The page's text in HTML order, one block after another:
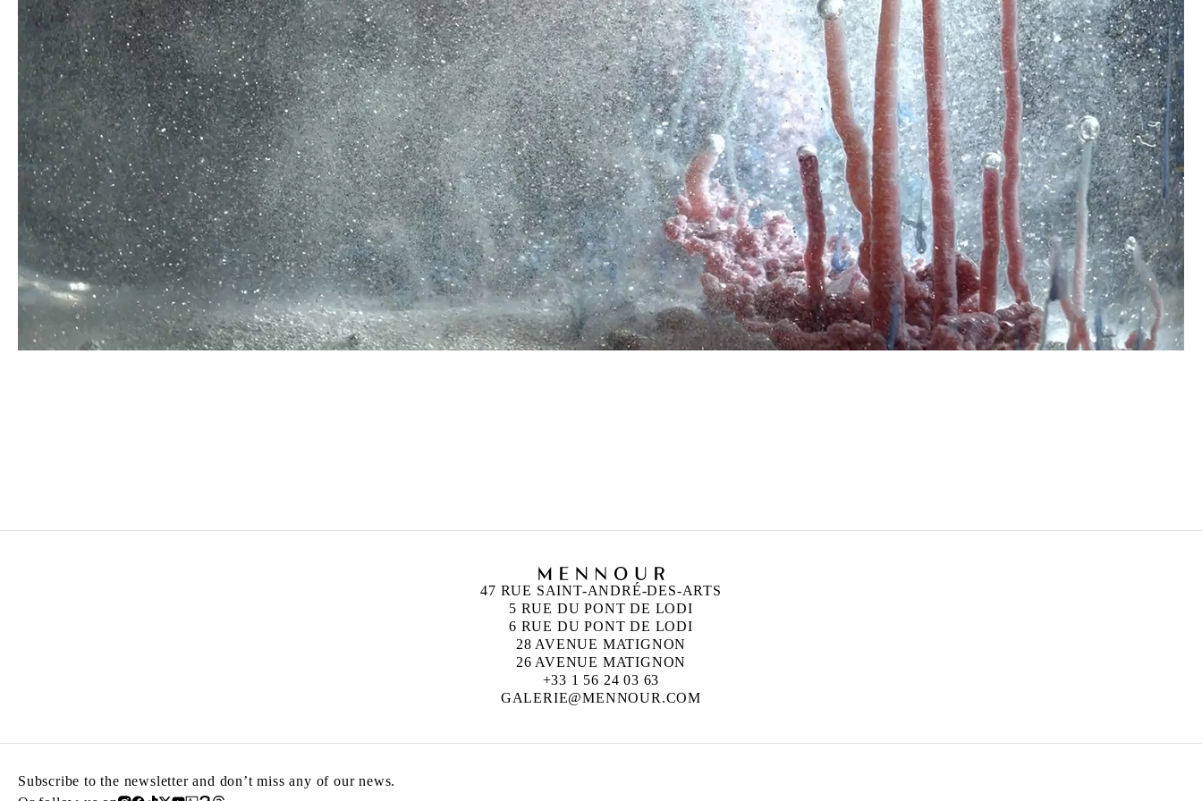
47 RUE SAINT-ANDRÉ-DES-ARTS
5 RUE DU PONT DE LODI
6 RUE DU PONT DE LODI
28 AVENUE MATIGNON
26 AVENUE MATIGNON
+33 1 56 24 03 63
GALERIE@MENNOUR.COM
Subscribe to the newsletter and don’t miss any of our news.